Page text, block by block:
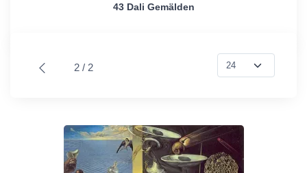
43 Dali Gemälden
2 / 2